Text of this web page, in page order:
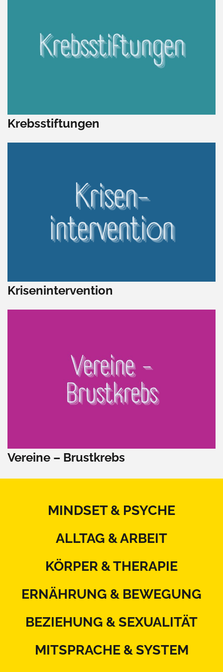
Krebsstiftungen
Krisenintervention
Vereine – Brustkrebs
MINDSET & PSYCHE
ALLTAG & ARBEIT
KÖRPER & THERAPIE
ERNÄHRUNG & BEWEGUNG
BEZIEHUNG & SEXUALITÄT
MITSPRACHE & SYSTEM